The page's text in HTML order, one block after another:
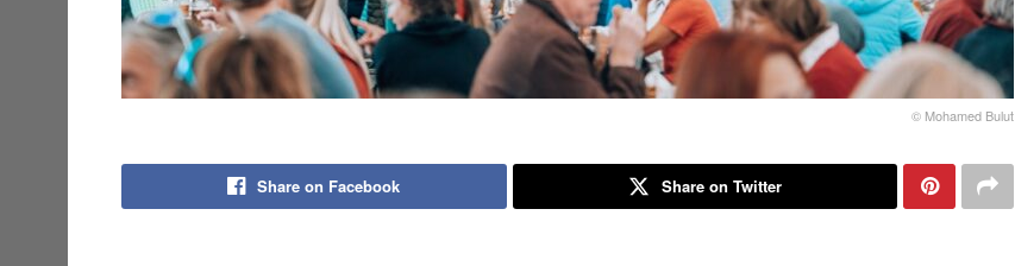
© Mohamed Bulut
Share on Facebook Share on Twitter